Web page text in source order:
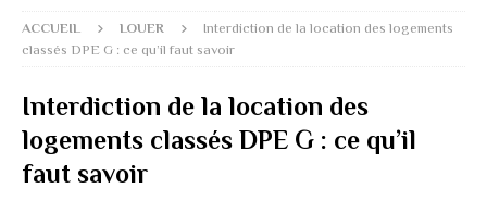
ACCUEIL LOUER
Interdiction de la location des logements
classés DPE G : ce qu’il faut savoir
Interdiction de la location des
logements classés DPE G : ce qu’il
faut savoir